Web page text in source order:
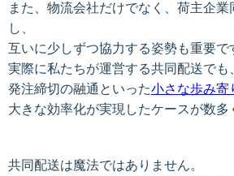
また、物流会社だけでなく、荷主企
し、
互いに少しずつ協力する姿勢も重要で
実際に私たちが運営する共同配送でも
発注締切の融通 といった小さな歩み寄
大きな効率化が実現したケースが数多
共同配送は魔法ではありません。